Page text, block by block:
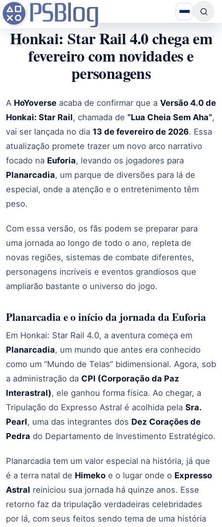
Honkai: Star Rail 4.0 chega em
fevereiro com novidades e
personagens
A HoYoverse acaba de confirmar que a Versão 4.0 de
Honkai: Star Rail, chamada de “Lua Cheia Sem Aha”,
vai ser lançada no dia 13 de fevereiro de 2026. Essa
atualização promete trazer um novo arco narrativo
focado na Euforia, levando os jogadores para
Planarcadia, um parque de diversões para lá de
especial, onde a atenção e o entretenimento têm
peso.
Com essa versão, os fãs podem se preparar para
uma jornada ao longo de todo o ano, repleta de
novas regiões, sistemas de combate diferentes,
personagens incríveis e eventos grandiosos que
ampliarão bastante o universo do jogo.
Planarcadia e o início da jornada da Euforia
Em Honkai: Star Rail 4.0, a aventura começa em
Planarcadia, um mundo que antes era conhecido
como um “Mundo de Telas” bidimensional. Agora, sob
a administração da CPI (Corporação da Paz
Interastral), ele ganhou forma física. Ao chegar, a
Tripulação do Expresso Astral é acolhida pela Sra.
Pearl, uma das integrantes dos Dez Corações de
Pedra do Departamento de Investimento Estratégico.
Planarcadia tem um valor especial na história, já que
é a terra natal de Himeko e o lugar onde o Expresso
Astral reiniciou sua jornada há quinze anos. Esse
retorno faz da tripulação verdadeiras celebridades
por lá, com seus feitos sendo tema de uma história